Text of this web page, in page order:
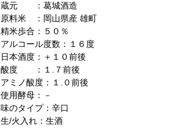
蔵元 ：葛城酒造
原料米 ：岡山県産 雄町
精米歩合：５０％
アルコール度数：１６度
日本酒度：＋１０前後
酸度 ：１.７前後
アミノ酸度：１.０前後
使用酵母：－
味のタイプ：辛口
生/火入れ：生酒